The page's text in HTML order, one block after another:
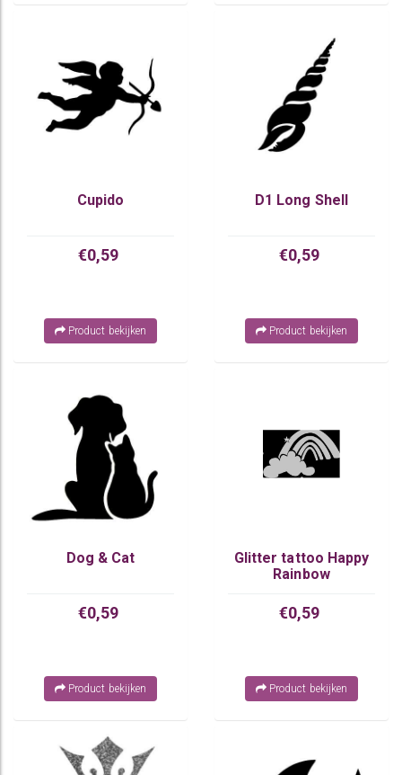
Cupido
€0,59
Product bekijken
D1 Long Shell
€0,59
Product bekijken
Dog & Cat
€0,59
Product bekijken
Glitter tattoo Happy
Rainbow
€0,59
Product bekijken